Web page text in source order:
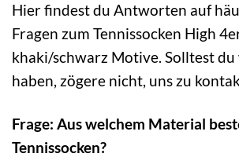
Hier findest du Antworten auf
Fragen zum Tennissocken High
khaki/schwarz Motive. Solltest
haben, zögere nicht, uns zu
Frage: Aus welchem Material
Tennissocken?